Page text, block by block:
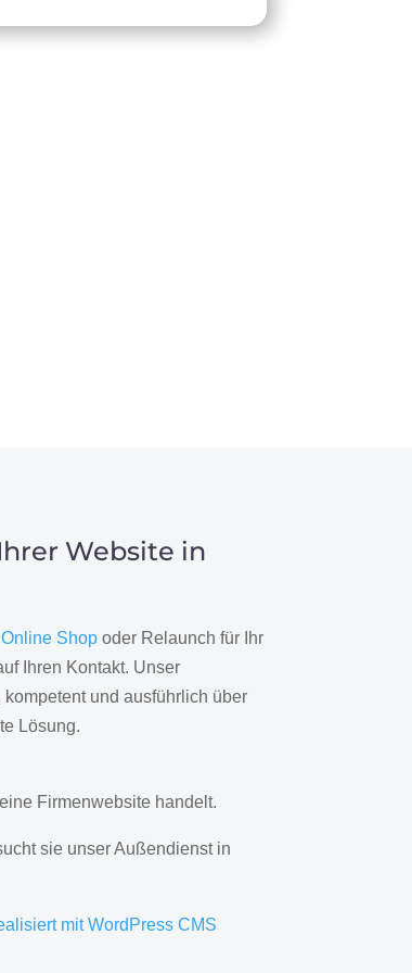
Website in
Online Shopoder Relaunch für Ihr
Ihren Kontakt. Unser
und ausführlich über
Lösung.
Firmenwebsite handelt.
sie unser Außendienst in
mit WordPress CMS